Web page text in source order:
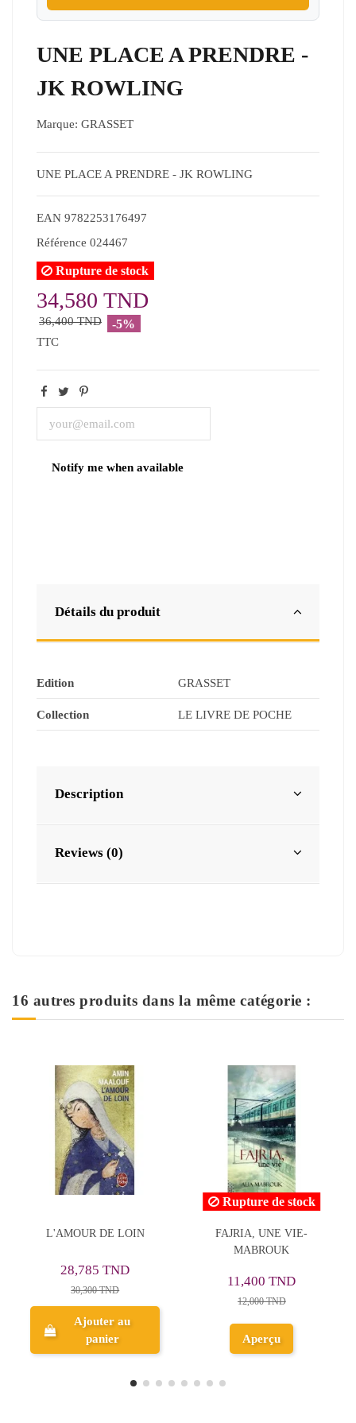
UNE PLACE A PRENDRE -
JK ROWLING
Marque: GRASSET
UNE PLACE A PRENDRE - JK ROWLING
EAN 9782253176497
Référence 024467
Rupture de stock
34,580 TND
36,400 TND -5%
TTC
Détails du produit
Edition GRASSET
Collection LE LIVRE DE POCHE
Description
Reviews (0)
16 autres produits dans la même catégorie :
FAJRIA, UNE VIE-
11,400 TND
Aperçu
Il Ne Faut Jurer de Rien -
Alfred de Musset - Petits
Ajouter au
panier